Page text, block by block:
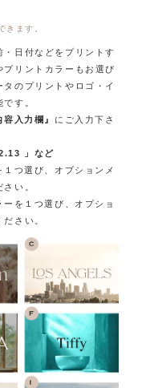
きます。
日付などをプリントす
プリントカラーもお選び
のプリントやロゴ・イ
す。
容入力欄』 にご入力下さ
」など
つ選び、オプションメ
い。
を１つ選び、オプショ
さい。